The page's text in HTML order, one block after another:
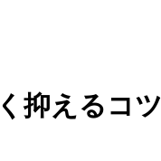
抑えるコツ